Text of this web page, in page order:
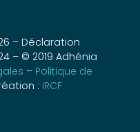
– Déclaration
– © 2019 Adhénia
– Politique de
: IRCF